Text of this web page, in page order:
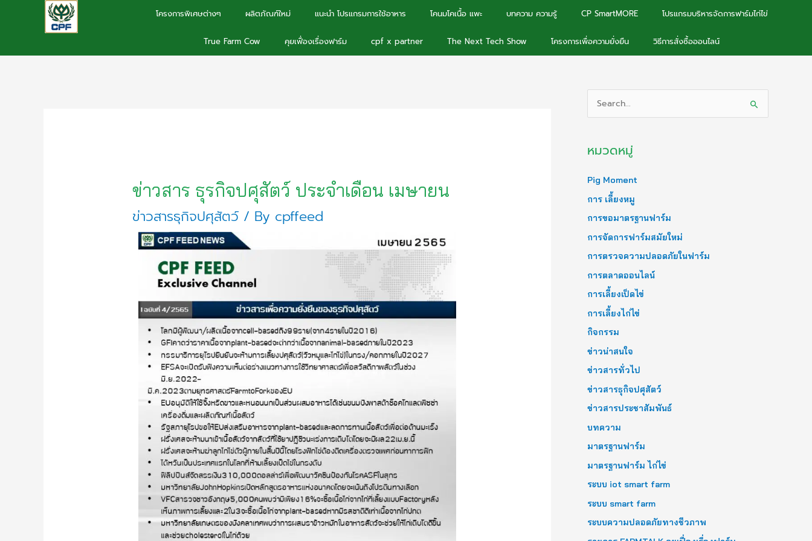
content
โครงการพิเศษต่างๆ ผลิตภัณฑ์ใหม่ แนะนำ โปรแกรมการใช้อาหาร โคนมโคเนื้อ แพะ บทความ ความรู้ CP SmartMORE โปรแกรมบริหารจัดการฟาร์มไก่ไข่
True Farm Cow คุยเฟื่องเรื่องฟาร์ม cpf x partner The Next Tech Show โครงการเพื่อความยั่งยืน วิธีการสั่งซื้อออนไลน์
ข่าวสาร ธุรกิจปศุสัตว์ ประจำเดือน เมษายน
ข่าวสารธุกิจปศุสัตว์/ By cpffeed
r
o
r
:
หมวดหมู่
Pig Moment
การ เลี้ยงหมู
การขอมาตรฐานฟาร์ม
การจัดการฟาร์มสมัยใหม่
การตรวจความปลอดภัยในฟาร์ม
การตลาดออนไลน์
การเลี้ยงเป็ดไข่
การเลี้ยงไก่ไข่
กิจกรรม
ข่าวน่าสนใจ
ข่าวสารทั่วไป
ข่าวสารธุกิจปศุสัตว์
ข่าวสารประชาสัมพันธ์
บทความ
มาตรฐานฟาร์ม
มาตรฐานฟาร์ม ไก่ไข่
ระบบ iot smart farm
ระบบ smart farm
ระบบความปลอดภัยทางชีวภาพ